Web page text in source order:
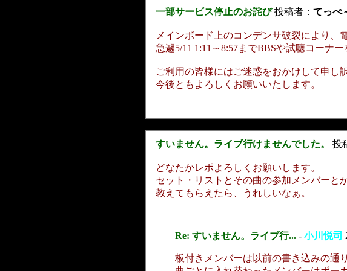
一部サービス停止のお詫び投稿者：てっぺ
メインボード上のコンデンサ破裂により、
急遽5/11 1:11～8:57までBBSや試聴コーナ
ご利用の皆様にはご迷惑をおかけして申し
今後ともよろしくお願いいたします。
すいません。ライブ行けませんでした。 投
どなたかレポよろしくお願いします。
セット・リストとその曲の参加メンバーと
教えてもらえたら、うれしいなぁ。
Re: すいません。ライブ行... -小川悦司
板付きメンバーは以前の書き込みの通